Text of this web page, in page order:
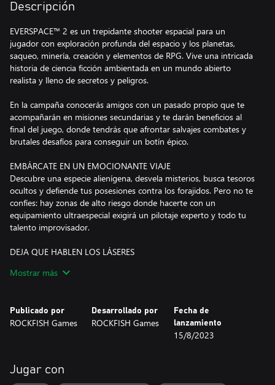
Descripción
EVERSPACE™ 2 es un trepidante shooter espacial para un
jugador con exploración profunda del espacio y los planetas,
saqueo, minería, creación y elementos de RPG. Vive una intricada
historia de ciencia ficción ambientada en un mundo abierto
realista y lleno de secretos y peligros.
En la campaña conocerás amigos con un pasado propio que te
acompañarán en misiones secundarias y te darán beneficios al
final del juego, donde tendrás que afrontar salvajes combates y
brutales desafíos para conseguir un botín épico.
EMBÁRCATE EN UN EMOCIONANTE VIAJE
Descubre una especie alienígena, desvela misterios, busca tesoros
ocultos y defiende tus posesiones contra los forajidos. Pero no te
confíes: hay zonas de alto riesgo donde hacerte con un
equipamiento ultraespecial exigirá un pilotaje experto y todo tu
talento improvisador.
DEJA QUE HABLEN LOS LÁSERES
vira y propúlsate en frenéticos tiroteos y deja a tu paso un
bombarderos pesados, potentes cañoneras o gigantescas naves
insignia. Vigila siempre tu alrededor y utiliza el entorno para
adquirir ventaja incluso cuando te superen en número.
DOMINA EL MUNDO
Entra en el universo de EVERSPACE y explóralo a tu gusto. El
Mostrar más
Publicado por
ROCKFISH Games
Desarrollado por
ROCKFISH Games
Fecha de
lanzamiento
15/8/2023
Jugar con